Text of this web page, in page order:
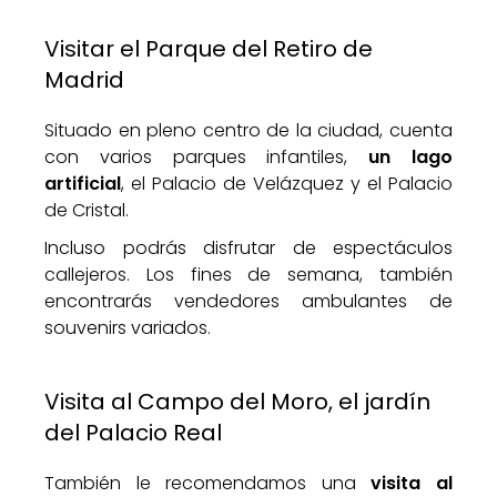
Visitar el Parque del Retiro de
Madrid
Situado en pleno centro de la ciudad, cuenta
con varios parques infantiles, un lago
artificial, el Palacio de Velázquez y el Palacio
de Cristal.
Incluso podrás disfrutar de espectáculos
callejeros. Los fines de semana, también
encontrarás vendedores ambulantes de
souvenirs variados.
Visita al Campo del Moro, el jardín
del Palacio Real
También le recomendamos unavisita al